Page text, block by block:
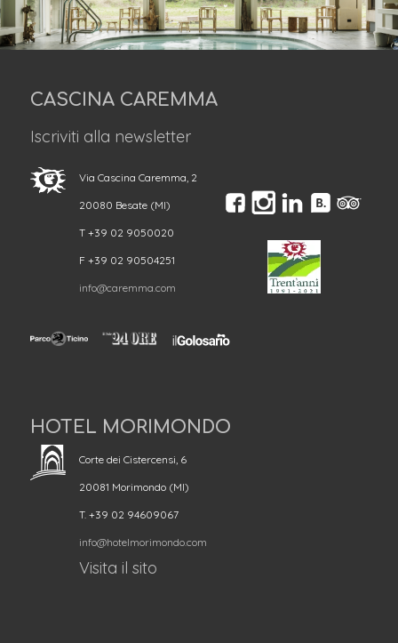
CASCINA CAREMMA
Iscriviti alla newsletter
Via Cascina Caremma, 2
20080 Besate (MI)
T +39 02 9050020
F +39 02 90504251
info@caremma.com
HOTEL MORIMONDO
Corte dei Cistercensi, 6
20081 Morimondo (MI)
T. +39 02 94609067
info@hotelmorimondo.com
Visita il sito